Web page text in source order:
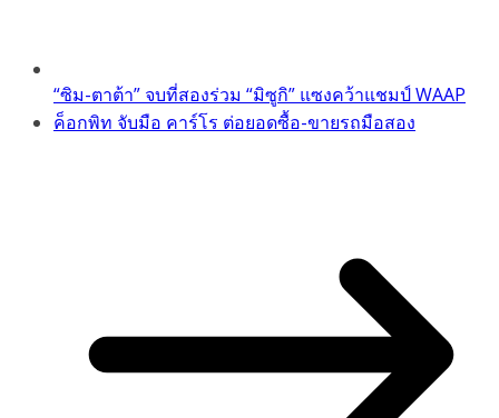
“ซิม-ตาต้า” จบที่สองร่วม “มิซูกิ” แซงคว้าแชมป์ WAAP
ค็อกพิท จับมือ คาร์โร ต่อยอดซื้อ-ขายรถมือสอง